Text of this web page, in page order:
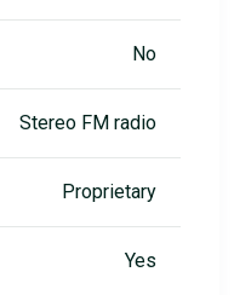
No
Stereo FM radio
Proprietary
Yes